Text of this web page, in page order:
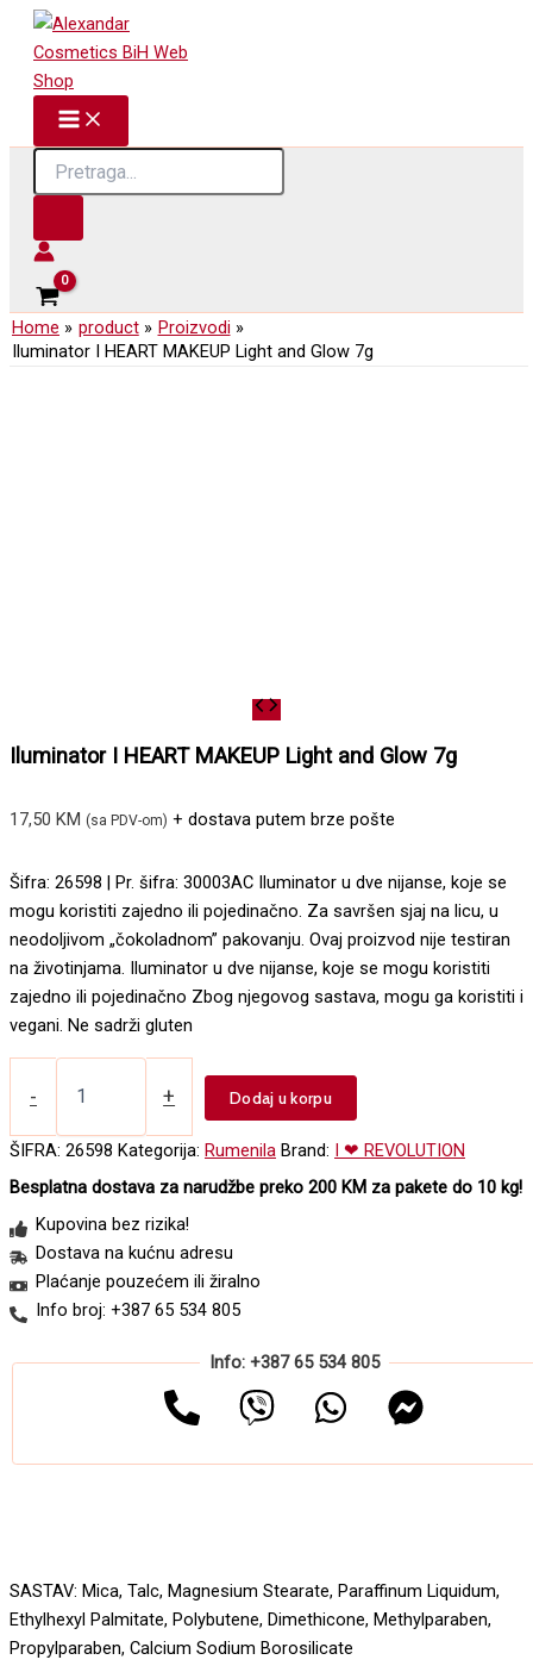
Skip
content
Products
search
Home product
Proizvodi
Iluminator I HEART MAKEUP Light and Glow 7g
Iluminator I HEART MAKEUP Light and Glow 7g
17,50 KM (sa PDV-om) + dostava putem brze pošte
Šifra: 26598 | Pr. šifra: 30003AC Iluminator u dve nijanse, koje se
mogu koristiti zajedno ili pojedinačno. Za savršen sjaj na licu, u
neodoljivom „čokoladnom” pakovanju. Ovaj proizvod nije testiran
na životinjama. Iluminator u dve nijanse, koje se mogu koristiti
zajedno ili pojedinačno Zbog njegovog sastava, mogu ga koristiti i
vegani. Ne sadrži gluten
-
MAKEUP
Light
and
7g
količina
+ Dodaj u korpu
ŠIFRA: 26598 Kategorija: Rumenila Brand: I ❤ REVOLUTION
Besplatna dostava za narudžbe preko 200 KM za pakete do 10 kg!
Kupovina bez rizika!
Dostava na kućnu adresu
Plaćanje pouzećem ili žiralno
Info broj: +387 65 534 805
Info: +387 65 534 805
SASTAV: Mica, Talc, Magnesium Stearate, Paraffinum Liquidum,
Ethylhexyl Palmitate, Polybutene, Dimethicone, Methylparaben,
Propylparaben, Calcium Sodium Borosilicate